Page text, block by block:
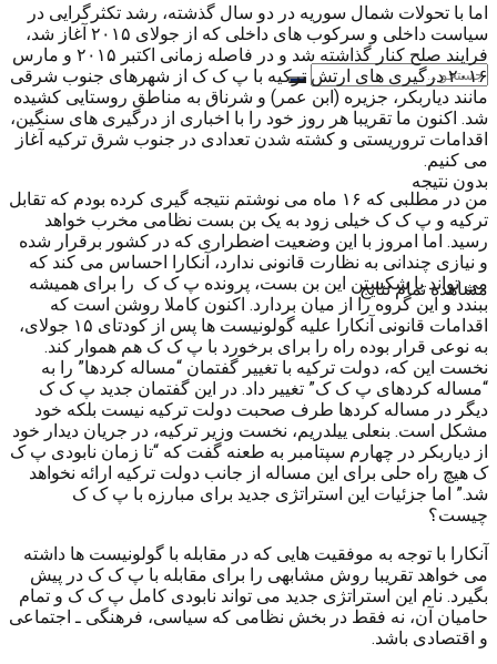
بدون نتیجه
مشاهده تمام نتایج
اما با تحولات شمال سوریه در دو سال گذشته، رشد تکثرگرایی در
سیاست داخلی و سرکوب های داخلی که از جولای ۲۰۱۵ آغاز شد،
فرایند صلح کنار گذاشته شد و در فاصله زمانی اکتبر ۲۰۱۵ و مارس
۲۰۱۶ درگیری های ارتش ترکیه با پ ک ک از شهرهای جنوب شرقی
مانند دیاربکر، جزیره (ابن عمر) و شرناق به مناطق روستایی کشیده
شد. اکنون ما تقریبا هر روز خود را با اخباری از درگیری های سنگین،
اقدامات تروریستی و کشته شدن تعدادی در جنوب شرق ترکیه آغاز
می کنیم.
من در مطلبی که ۱۶ ماه می نوشتم نتیجه گیری کرده بودم که تقابل
ترکیه و پ ک ک خیلی زود به یک بن بست نظامی مخرب خواهد
رسید. اما امروز با این وضعیت اضطراری که در کشور برقرار شده
و نیازی چندانی به نظارت قانونی ندارد، آنکارا احساس می کند که
می تواند با شکستن این بن بست، پرونده پ ک ک را برای همیشه
ببندد و این گروه را از میان بردارد. اکنون کاملا روشن است که
اقدامات قانونی آنکارا علیه گولونیست ها پس از کودتای ۱۵ جولای،
به نوعی قرار بوده راه را برای برخورد با پ ک ک هم هموار کند.
نخست این که، دولت ترکیه با تغییر گفتمان “مساله کردها” را به
“مساله کردهای پ ک ک” تغییر داد. در این گفتمان جدید پ ک ک
دیگر در مساله کردها طرف صحبت دولت ترکیه نیست بلکه خود
مشکل است. بنعلی ییلدریم، نخست وزیر ترکیه، در جریان دیدار خود
از دیاربکر در چهارم سپتامبر به طعنه گفت که “تا زمان نابودی پ ک
ک هیچ راه حلی برای این مساله از جانب دولت ترکیه ارائه نخواهد
شد.” اما جزئیات این استراتژی جدید برای مبارزه با پ ک ک
چیست؟
آنکارا با توجه به موفقیت هایی که در مقابله با گولونیست ها داشته
می خواهد تقریبا روش مشابهی را برای مقابله با پ ک ک در پیش
بگیرد. نام این استراتژی جدید می تواند نابودی کامل پ ک ک و تمام
حامیان آن، نه فقط در بخش نظامی که سیاسی، فرهنگی ـ اجتماعی
و اقتصادی باشد.